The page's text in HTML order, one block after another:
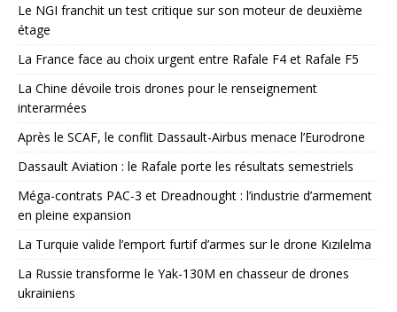
Le NGI franchit un test critique sur son moteur de deuxième
étage
La France face au choix urgent entre Rafale F4 et Rafale F5
La Chine dévoile trois drones pour le renseignement
interarmées
Après le SCAF, le conflit Dassault-Airbus menace l’Eurodrone
Dassault Aviation : le Rafale porte les résultats semestriels
Méga-contrats PAC-3 et Dreadnought : l’industrie d’armement
en pleine expansion
La Turquie valide l’emport furtif d’armes sur le drone Kızılelma
La Russie transforme le Yak-130M en chasseur de drones
ukrainiens